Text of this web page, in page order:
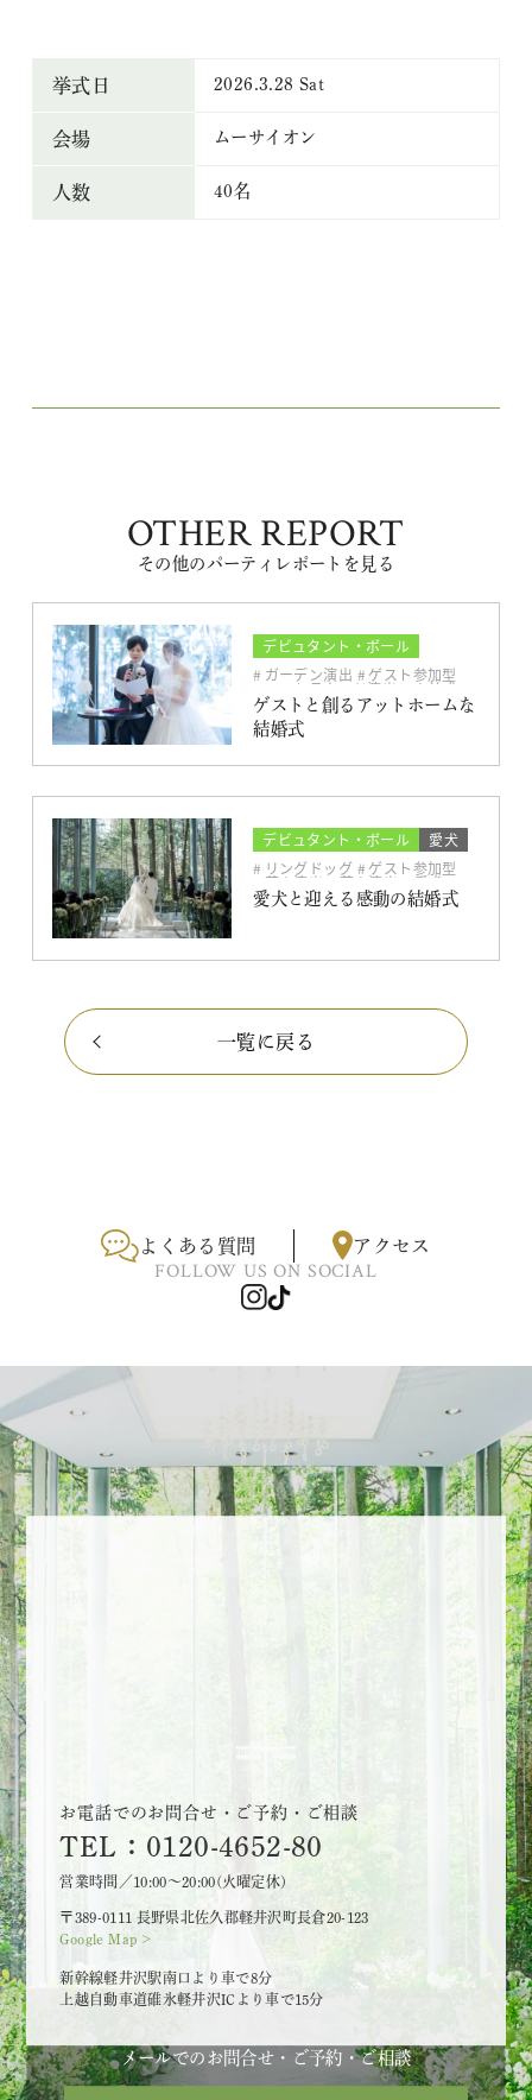
挙式日 2026.3.28 Sat
会場 ムーサイオン
人数 40名
OTHER REPORT
その他のパーティレポートを見る
デビュタント・ボール
人前式
ガーデン演出 ゲスト参加型
フォトラウンド演出 人前式
オリジナル アットホーム
ゲストと創るアットホームな
結婚式
デビュタント・ボール
愛犬
チャペル
リングドッグ ゲスト参加型
花火演出 花火演出 愛犬
ダーズンローズセレモニー
オリジナル ソファスタイル
愛犬と迎える感動の結婚式
一覧に戻る
よくある質問 アクセス
FOLLOW US ON SOCIAL
お電話でのお問合せ・ご予約・ご相談
TEL：0120-4652-80
営業時間／10:00～20:00(火曜定休)
〒389-0111 長野県北佐久郡軽井沢町長倉20-123
Google Map >
新幹線軽井沢駅南口より車で8分
上越自動車道碓氷軽井沢ICより車で15分
メールでのお問合せ・ご予約・ご相談